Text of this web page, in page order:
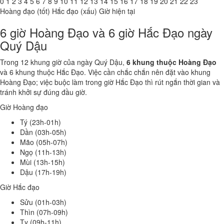
Hoàng đạo (tốt) Hắc đạo (xấu) Giờ hiện tại
6 giờ Hoàng Đạo và 6 giờ Hắc Đạo ngày
Quý Dậu
Trong 12 khung giờ của ngày Quý Dậu, 6 khung thuộc Hoàng Đạo
và 6 khung thuộc Hắc Đạo. Việc cần chắc chắn nên đặt vào khung
Hoàng Đạo; việc buộc làm trong giờ Hắc Đạo thì rút ngắn thời gian và
tránh khởi sự đúng đầu giờ.
Giờ Hoàng đạo
Tý (23h-01h)
Dần (03h-05h)
Mão (05h-07h)
Ngọ (11h-13h)
Mùi (13h-15h)
Dậu (17h-19h)
Giờ Hắc đạo
Sửu (01h-03h)
Thìn (07h-09h)
Tỵ (09h-11h)